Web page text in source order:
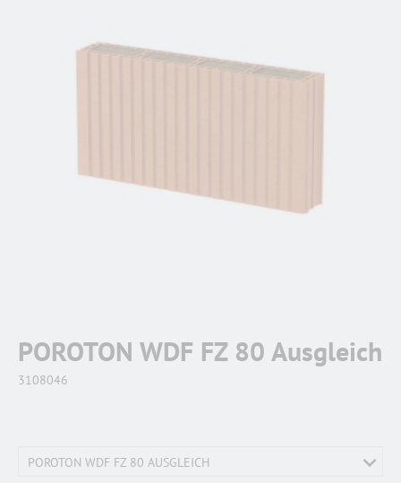
POROTON WDF FZ 80 Ausgleich
3108046
POROTON WDF FZ 80 AUSGLEICH